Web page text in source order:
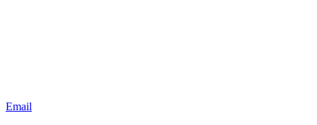
Email